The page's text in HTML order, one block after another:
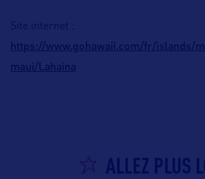
Site internet :
https://www.gohawaii.com/fr/islands/
maui/Lahaina
ALLEZ PLUS